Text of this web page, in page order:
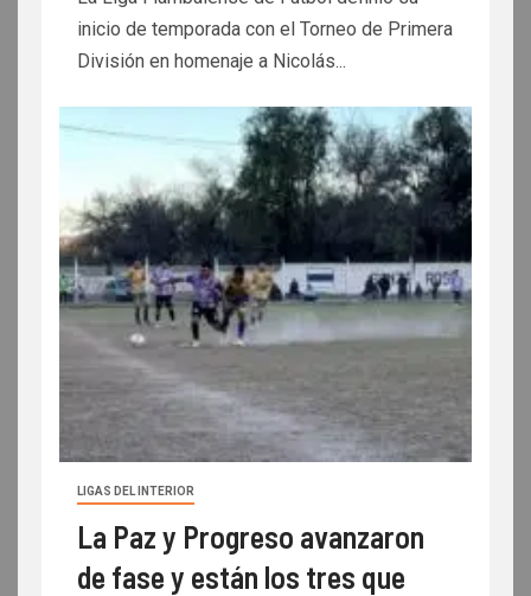
inicio de temporada con el Torneo de Primera
División en homenaje a Nicolás...
LIGAS DEL INTERIOR
La Paz y Progreso avanzaron
de fase y están los tres que